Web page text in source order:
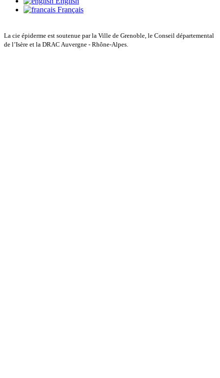
Français
La cie épiderme est soutenue par la Ville de Grenoble, le Conseil départemental
de l’Isère et la DRAC Auvergne - Rhône-Alpes.